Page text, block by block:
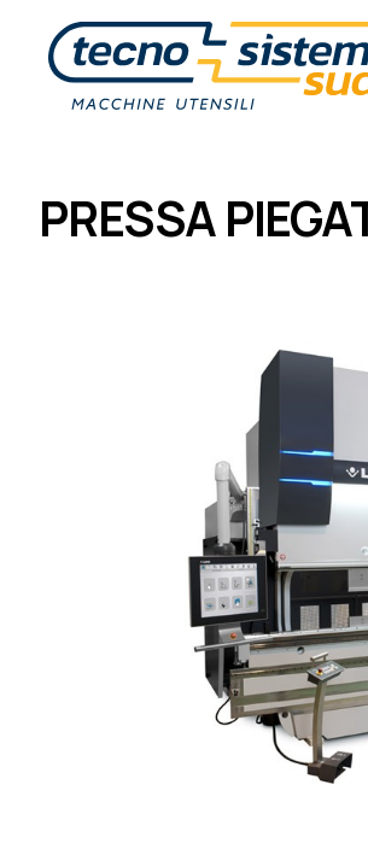
PRESSA